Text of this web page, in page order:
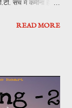
सच में कमीना है एक
और इतनी ठंड में कम
देखा निषी खिड़की
से निकले उस झुमके
READ MORE